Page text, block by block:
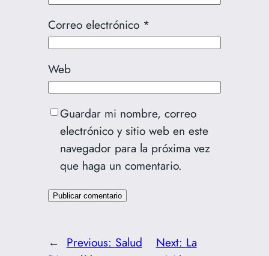
Correo electrónico *
Web
Guardar mi nombre, correo
electrónico y sitio web en este
navegador para la próxima vez
que haga un comentario.
← Previous: Salud
Next: La